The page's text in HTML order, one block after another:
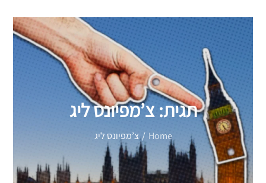
תגית:צ’מפיונס ליג
Home צ’מפיונס ליג